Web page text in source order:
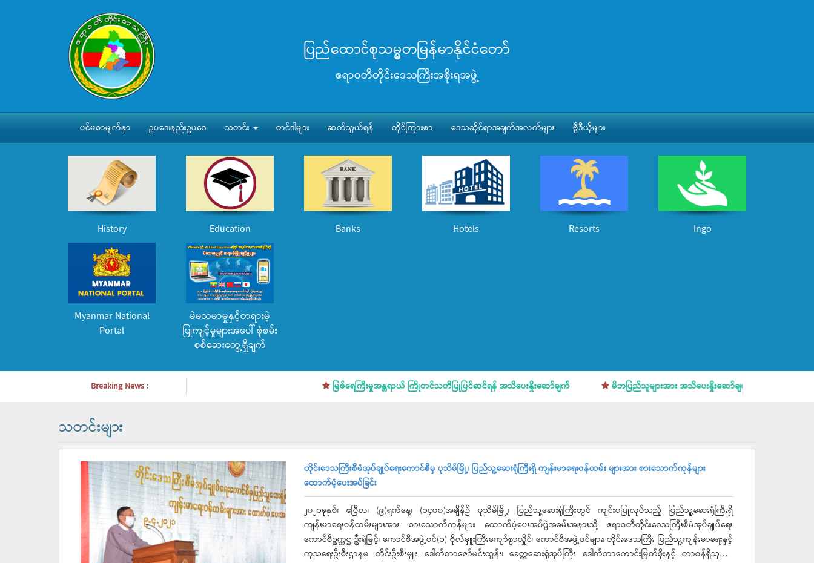
ပြည်ထောင်စုသမ္မတမြန်မာနိုင်ငံတော်
ဧရာဝတီတိုင်းဒေသကြီးအစိုးရအဖွဲ့
ပင်မစာမျက်နှာ ဥပဒေ၊နည်းဥပဒေ သတင်း တင်ဒါများ ဆက်သွယ်ရန် တိုင်ကြားစာ ဒေသဆိုင်ရာအချက်အလက်များ ဗွီဒီယိုများ
History Education Banks Hotels Resorts Ingo
Myanmar National
Portal
မဲမသမာမှုနှင့်တရားမဲ့
ပြုကျင့်မှုများအပေါ် စုံစမ်း
စစ်ဆေးတွေ့ရှိချက်
Breaking News : မြစ်ရေကြီးမှုအန္တရာယ် ကြိုတင်သတိပြုပြင်ဆင်ရန် အသိပေးနှိုးဆော်ချက် မိဘပြည်သူများအား အသိပေးနှိုးဆော်ချက်
သတင်းများ
တိုင်းဒေသကြီးစီမံအုပ်ချုပ်ရေးကောင်စီမှ ပုသိမ်မြို့၊ ပြည်သူ့ဆေးရုံကြီးရှိ ကျန်းမာရေးဝန်ထမ်း များအား စားသောက်ကုန်များ
ထောက်ပံ့ပေးအပ်ခြင်း
၂၀၂၁ခုနှစ်၊ ဧပြီလ၊ (၉)ရက်နေ့၊ (၁၄၀၀)အချိန်၌ ပုသိမ်မြို့၊ ပြည်သူ့ဆေးရုံကြီးတွင် ကျင်းပပြုလုပ်သည့် ပြည်သူ့ဆေးရုံကြီးရှိ
ကျန်းမာရေးဝန်ထမ်းများအား စားသောက်ကုန်များ ထောက်ပံ့ပေးအပ်ပွဲအခမ်းအနားသို့ ဧရာဝတီတိုင်းဒေသကြီးစီမံအုပ်ချုပ်ရေး
ကောင်စီဥက္ကဋ္ဌ ဦးရဲမြင့်၊ ကောင်စီအဖွဲ့ဝင်(၁) ဗိုလ်မှူးကြီးကျော်စွာလှိုင်၊ ကောင်စီအဖွဲ့ဝင်များ၊ တိုင်းဒေသကြီး ပြည်သူ့ကျန်းမာရေးနှင့်
ကုသရေးဦးစီးဌာနမှ တိုင်းဦးစီးမှူး ဒေါက်တာဇော်မင်းထွန်း၊ ခေတ္တဆေးရုံအုပ်ကြီး ဒေါက်တာကောင်းမြတ်စိုးနှင့် တာဝန်ရှိသူများ